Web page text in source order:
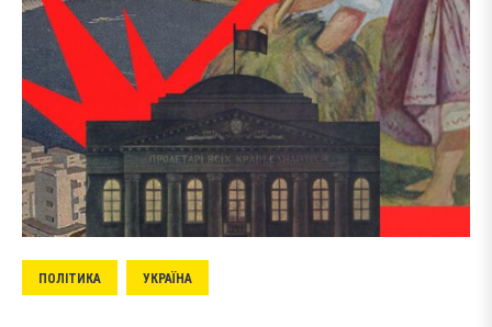
ПОЛІТИКА УКРАЇНА